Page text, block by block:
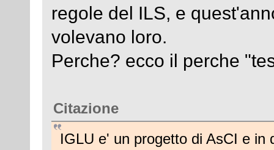
regole del ILS, e
volevano loro.
Perche? ecco il perche
Citazione
IGLU e' un progetto di AsCI e